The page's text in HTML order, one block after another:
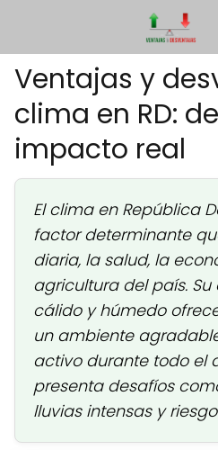
Ventajas y
clima en RD:
impacto real
El clima en República
factor determinante
diaria, la salud, la
agricultura del país.
cálido y húmedo
un ambiente
activo durante todo el
presenta desafíos
lluvias intensas y